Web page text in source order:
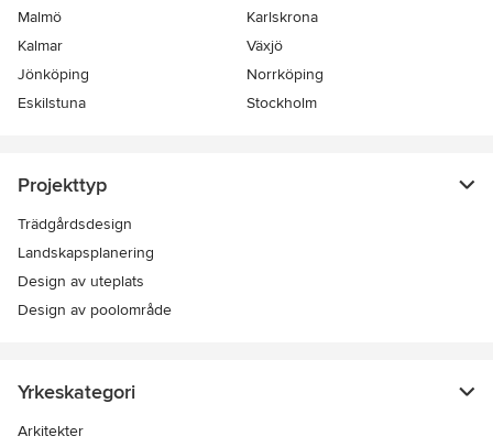
Malmö
Karlskrona
Kalmar
Växjö
Jönköping
Norrköping
Eskilstuna
Stockholm
Projekttyp
Trädgårdsdesign
Landskapsplanering
Design av uteplats
Design av poolområde
Yrkeskategori
Arkitekter